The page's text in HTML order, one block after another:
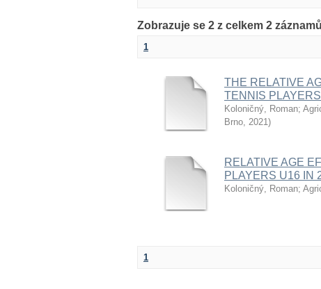
Zobrazuje se 2 z celkem 2
1
THE RELATIVE
TENNIS
Koloničný, Roman;
Brno, 2021)
RELATIVE AGE
PLAYERS U16 IN
Koloničný, Roman;
1